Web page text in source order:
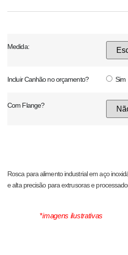
Medida:
Incluir Canhão no orçamento? Sim
Com Flange?
Rosca para alimento industrial em aço
e alta precisão para extrusoras e
*imagens ilustrativas